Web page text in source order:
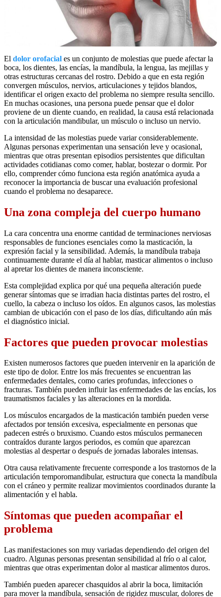
El dolor orofacial es un conjunto de molestias que puede afectar la
boca, los dientes, las encías, la mandíbula, la lengua, las mejillas y
otras estructuras cercanas del rostro. Debido a que en esta región
convergen músculos, nervios, articulaciones y tejidos blandos,
identificar el origen exacto del problema no siempre resulta sencillo.
En muchas ocasiones, una persona puede pensar que el dolor
proviene de un diente cuando, en realidad, la causa está relacionada
con la articulación mandibular, un músculo o incluso un nervio.
La intensidad de las molestias puede variar considerablemente.
Algunas personas experimentan una sensación leve y ocasional,
mientras que otras presentan episodios persistentes que dificultan
actividades cotidianas como comer, hablar, bostezar o dormir. Por
ello, comprender cómo funciona esta región anatómica ayuda a
reconocer la importancia de buscar una evaluación profesional
cuando el problema no desaparece.
Una zona compleja del cuerpo humano
La cara concentra una enorme cantidad de terminaciones nerviosas
responsables de funciones esenciales como la masticación, la
expresión facial y la sensibilidad. Además, la mandíbula trabaja
continuamente durante el día al hablar, masticar alimentos o incluso
al apretar los dientes de manera inconsciente.
Esta complejidad explica por qué una pequeña alteración puede
generar síntomas que se irradian hacia distintas partes del rostro, el
cuello, la cabeza o incluso los oídos. En algunos casos, las molestias
cambian de ubicación con el paso de los días, dificultando aún más
el diagnóstico inicial.
Factores que pueden provocar molestias
Existen numerosos factores que pueden intervenir en la aparición de
este tipo de dolor. Entre los más frecuentes se encuentran las
enfermedades dentales, como caries profundas, infecciones o
fracturas. También pueden influir las enfermedades de las encías, los
traumatismos faciales y las alteraciones en la mordida.
Los músculos encargados de la masticación también pueden verse
afectados por tensión excesiva, especialmente en personas que
padecen estrés o bruxismo. Cuando estos músculos permanecen
contraídos durante largos periodos, es común que aparezcan
molestias al despertar o después de jornadas laborales intensas.
Otra causa relativamente frecuente corresponde a los trastornos de la
articulación temporomandibular, estructura que conecta la mandíbula
con el cráneo y permite realizar movimientos coordinados durante la
alimentación y el habla.
Síntomas que pueden acompañar el
problema
Las manifestaciones son muy variadas dependiendo del origen del
cuadro. Algunas personas presentan sensibilidad al frío o al calor,
mientras que otras experimentan dolor al masticar alimentos duros.
También pueden aparecer chasquidos al abrir la boca, limitación
para mover la mandíbula, sensación de rigidez muscular, dolores de